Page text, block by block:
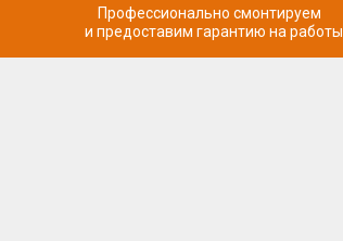
Профессионально смонтируем
и предоставим гарантию на работы